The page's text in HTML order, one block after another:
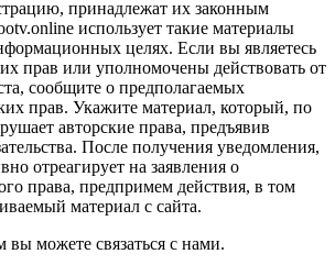
принадлежат их законным
использует такие материалы
целях. Если вы являетесь
прав или уполномочены действовать от
сообщите о предполагаемых
прав. Укажите материал, который, по
авторские права, предъявив
После получения уведомления,
отреагирует на заявления о
права, предпримем действия, в том
материал с сайта.
можете связаться с нами.